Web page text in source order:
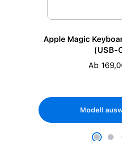
Apple Magic
(USB-
Ab
Modell